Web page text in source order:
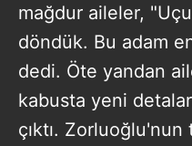
mağdur aileler,
döndük. Bu adam
dedi. Öte yandan
kabusta yeni
çıktı.